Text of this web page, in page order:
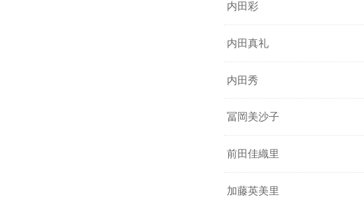
内田彩
内田真礼
内田秀
冨岡美沙子
前田佳織里
加藤英美里